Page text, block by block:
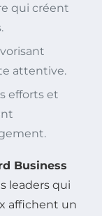
qui créent
attentive.
efforts et
Business
leaders qui
affichent un